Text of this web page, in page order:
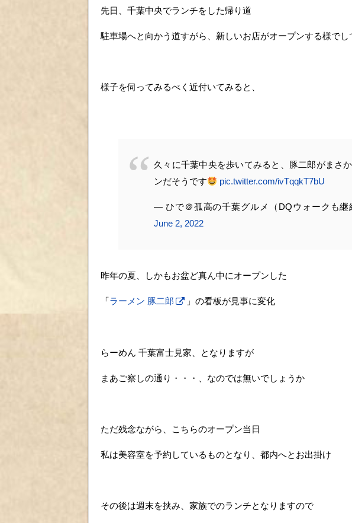
先日、千葉中央でランチをした帰り道
駐車場へと向かう道すがら、新しいお店がオープンする様でし
様子を伺ってみるべく近付いてみると、
久々に千葉中央を歩いてみると、豚二郎がまさ
ンだそうです
pic.twitter.com/ivTqqkT7bU
— ひで＠孤高の千葉グルメ（DQウォークも継
June 2, 2022
昨年の夏、しかもお盆ど真ん中にオープンした
「ラーメン 豚二郎 」の看板が見事に変化
らーめん 千葉富士見家、となりますが
まあご察しの通り・・・、なのでは無いでしょうか
ただ残念ながら、こちらのオープン当日
私は美容室を予約しているものとなり、都内へとお出掛け
その後は週末を挟み、家族でのランチとなりますので